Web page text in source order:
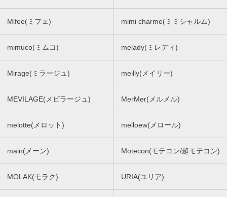
Mifee(ミフェ) mimi charme(ミミシャルム)
mimuco(ミムコ) melady(ミレディ)
Mirage(ミラージュ) meilly(メイリー)
MEVILAGE(メビラージュ) MerMer(メルメル)
melotte(メロット) melloew(メロール)
main(メーン) Motecon(モテコン/超モテコン)
MOLAK(モラク) URIA(ユリア)